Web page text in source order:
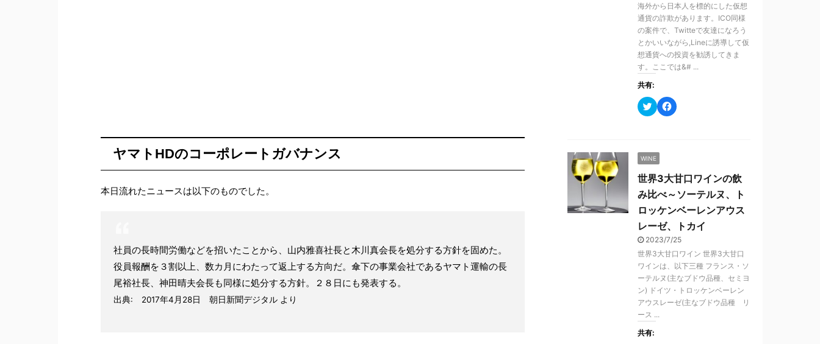
ヤマトHDのコーポレートガバナンス
本日流れたニュースは以下のものでした。
社員の長時間労働などを招いたことから、山内雅喜社長と木川真会長を処分する方針を固めた。
役員報酬を３割以上、数カ月にわたって返上する方向だ。傘下の事業会社であるヤマト運輸の長
尾裕社長、神田晴夫会長も同様に処分する方針。２８日にも発表する。
出典: 2017年4月28日 朝日新聞デジタル より
新
し
い
ウ
ィ
ン
ド
ウ
で
き
す
)
ッ
ク
し
て
く
だ
さ
い
(
ウ
ィ
ン
す
)
海外から日本人を標的にした仮想
通貨の詐欺があります。ICO同様
の案件で、Twitteで友達になろう
とかいいながら,Lineに誘導して仮
想通貨への投資を勧誘してきま
す。ここでは&# ...
共有:
ク
リ
T
w
i
t
t
e
r
で
共
有
新
い
ウ
ィ
ン
ド
ウ
で
き
す
F
a
共
有
す
る
に
は
ッ
し
て
く
だ
い
(
WINE
世界3大甘口ワインの飲
み比べ～ソーテルヌ、ト
ロッケンベーレンアウス
レーゼ、トカイ
2023/7/25
世界3大甘口ワイン 世界3大甘口
ワインは、以下三種 フランス・ソ
ーテルヌ(主なブドウ品種、セミヨ
ン) ドイツ・トロッケンベーレン
アウスレーゼ(主なブドウ品種 リ
ース ...
共有: